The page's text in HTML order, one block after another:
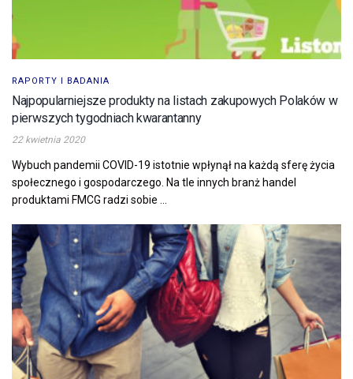
RAPORTY I BADANIA
Najpopularniejsze produkty na listach zakupowych Polaków w
pierwszych tygodniach kwarantanny
22 kwietnia 2020
Wybuch pandemii COVID-19 istotnie wpłynął na każdą sferę życia
społecznego i gospodarczego. Na tle innych branż handel
produktami FMCG radzi sobie ...